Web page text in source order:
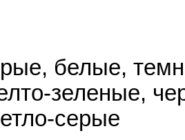
белые,
зеленые,
серые